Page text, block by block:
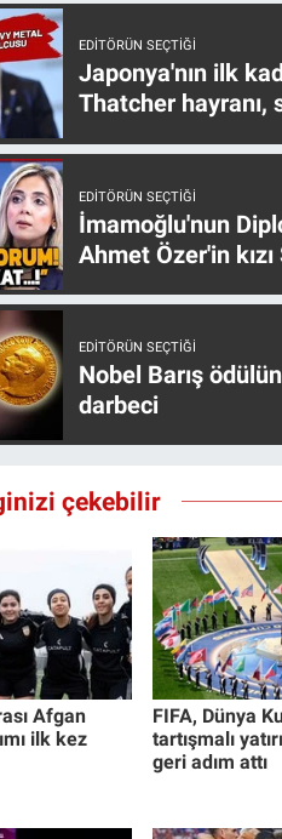
EDITÖRÜN SEÇTIĞI
Japonya'nın ilk
Thatcher hayranı,
EDITÖRÜN SEÇTIĞI
İmamoğlu'nun
Ahmet Özer'in
EDITÖRÜN SEÇTIĞI
Nobel Barış
darbeci
çekebilir
Afgan
ilk kez
FIFA, Dünya
tartışmalı
geri adım attı